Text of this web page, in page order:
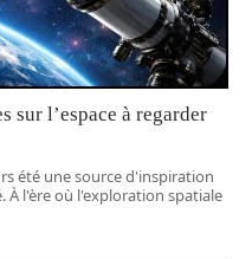
sur l’espace à regarder
été une source d'inspiration
l'ère où l'exploration spatiale